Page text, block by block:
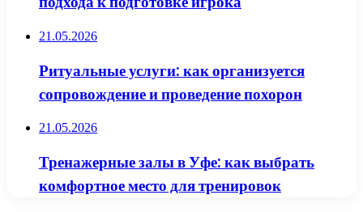
21.05.2026
Ритуальные услуги: как организуется
сопровождение и проведение похорон
21.05.2026
Тренажерные залы в Уфе: как выбрать
комфортное место для тренировок